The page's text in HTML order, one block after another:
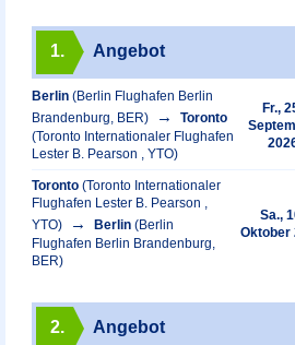
1. Angebot
Berlin (Berlin Flughafen Berlin
Brandenburg, BER)
Toronto
(Toronto Internationaler Flughafen
Lester B. Pearson , YTO)
Fr.,
Toronto (Toronto Internationaler
Flughafen Lester B. Pearson ,
YTO)
Berlin (Berlin
Flughafen Berlin Brandenburg,
BER)
Sa.,
Oktober
2. Angebot